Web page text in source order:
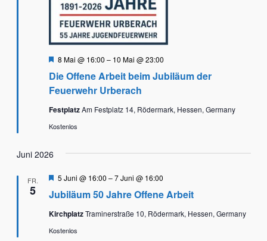
Die Offene Arbeit beim Jubiläum der
Feuerwehr Urberach
Hervorgehoben
8 Mai @ 16:00 – 10 Mai @ 23:00
FestplatzAm Festplatz 14, Rödermark, Hessen, Germany
Kostenlos
Juni 2026
FR.
5 Jubiläum 50 Jahre Offene Arbeit
Hervorgehoben
5 Juni @ 16:00 –7 Juni @ 16:00
KirchplatzTraminerstraße 10, Rödermark, Hessen, Germany
Kostenlos